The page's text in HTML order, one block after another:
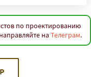
по проектированию
на Телеграм.